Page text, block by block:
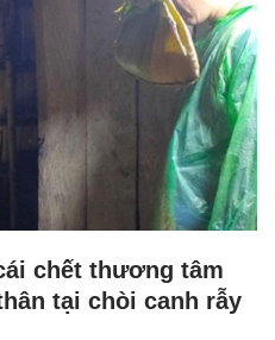
chết thương tâm
tại chòi canh rẫy